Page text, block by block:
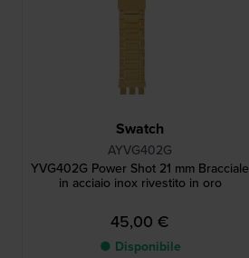
Swatch
AYVG402G
YVG402G Power Shot 21 mm Bracciale
in acciaio inox rivestito in oro
45,00 €
● Disponibile